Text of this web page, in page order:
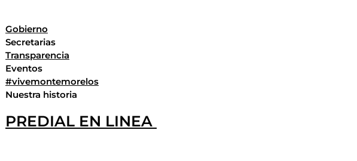
Gobierno
Secretarias
Transparencia
Eventos
#vivemontemorelos
Nuestra historia
PREDIAL EN LINEA